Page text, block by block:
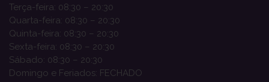
Terça-feira: 08:30 – 20:30
Quarta-feira: 08:30 – 20:30
Quinta-feira: 08:30 – 20:30
Sexta-feira: 08:30 – 20:30
Sábado: 08:30 – 20:30
Domingo e Feriados: FECHADO